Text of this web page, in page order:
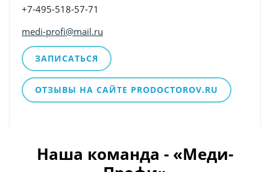
+7-495-518-57-71
medi-profi@mail.ru
ЗАПИСАТЬСЯ
ОТЗЫВЫ НА САЙТЕ PRODOCTOROV.RU
Наша команда - «Меди-